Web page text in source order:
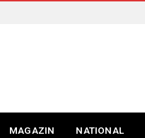
MAGAZIN NATIONAL